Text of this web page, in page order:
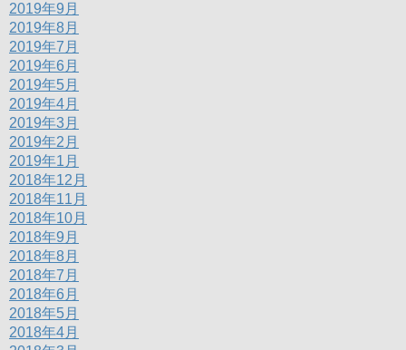
2019年9月
2019年8月
2019年7月
2019年6月
2019年5月
2019年4月
2019年3月
2019年2月
2019年1月
2018年12月
2018年11月
2018年10月
2018年9月
2018年8月
2018年7月
2018年6月
2018年5月
2018年4月